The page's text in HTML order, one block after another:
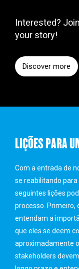
Interested?
your story!
Discover more
LIÇÕES PARA
Com a entrada de
se reabilitando
seguintes lições
processo. Primeiro,
entendam a
que eles se deem
aproximadamente
stakeholders